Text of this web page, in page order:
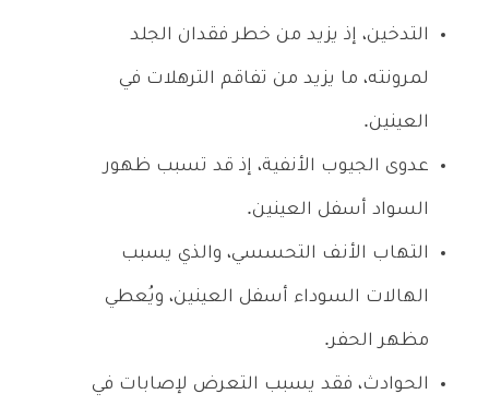
التدخين، إذ يزيد من خطر فقدان الجلد
لمرونته، ما يزيد من تفاقم الترهلات في
العينين.
عدوى الجيوب الأنفية، إذ قد تسبب ظهور
السواد أسفل العينين.
التهاب الأنف التحسسي، والذي يسبب
الهالات السوداء أسفل العينين، ويُعطي
مظهر الحفر.
الحوادث، فقد يسبب التعرض لإصابات في